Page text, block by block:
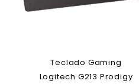
Teclado Gaming
Logitech G213 Prodigy